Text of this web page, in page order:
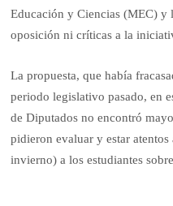
Educación y Ciencias (MEC) y
oposición ni críticas a la
La propuesta, que había
periodo legislativo pasado, en
de Diputados no encontró
pidieron evaluar y estar atentos
invierno) a los estudiantes